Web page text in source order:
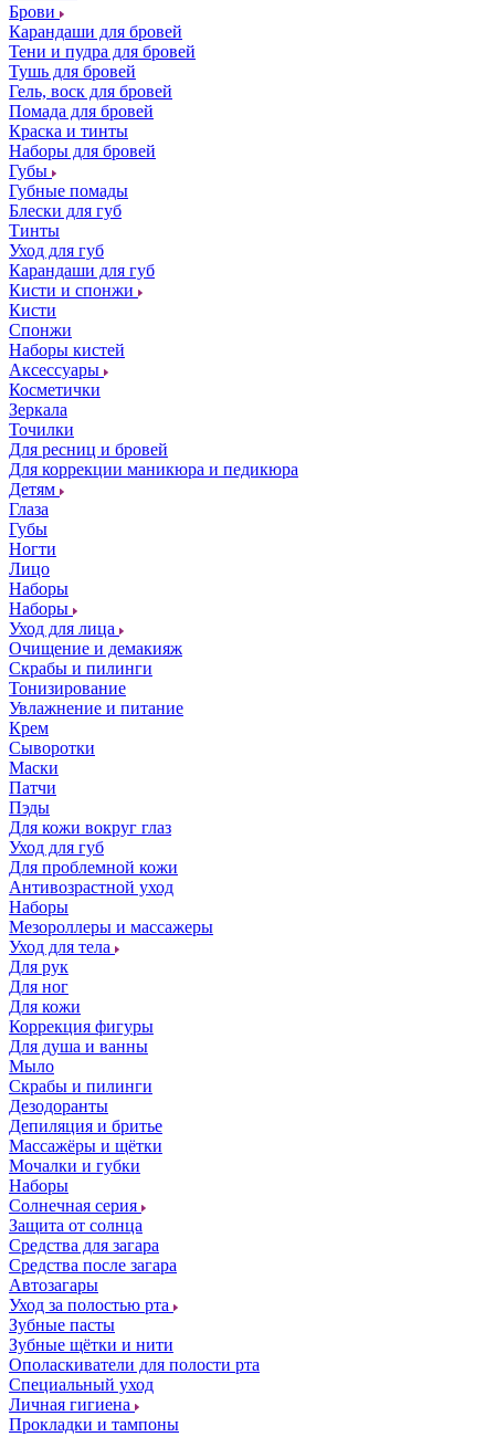
Брови
Карандаши для бровей
Тени и пудра для бровей
Тушь для бровей
Гель, воск для бровей
Помада для бровей
Краска и тинты
Наборы для бровей
Губы
Губные помады
Блески для губ
Тинты
Уход для губ
Карандаши для губ
Кисти и спонжи
Кисти
Спонжи
Наборы кистей
Аксессуары
Косметички
Зеркала
Точилки
Для ресниц и бровей
Для коррекции маникюра и педикюра
Детям
Глаза
Губы
Ногти
Лицо
Наборы
Наборы
Уход для лица
Очищение и демакияж
Скрабы и пилинги
Тонизирование
Увлажнение и питание
Крем
Сыворотки
Маски
Патчи
Пэды
Для кожи вокруг глаз
Уход для губ
Для проблемной кожи
Антивозрастной уход
Наборы
Мезороллеры и массажеры
Уход для тела
Для рук
Для ног
Для кожи
Коррекция фигуры
Для душа и ванны
Мыло
Скрабы и пилинги
Дезодоранты
Депиляция и бритье
Массажёры и щётки
Мочалки и губки
Наборы
Солнечная серия
Защита от солнца
Средства для загара
Средства после загара
Автозагары
Уход за полостью рта
Зубные пасты
Зубные щётки и нити
Ополаскиватели для полости рта
Специальный уход
Личная гигиена
Прокладки и тампоны